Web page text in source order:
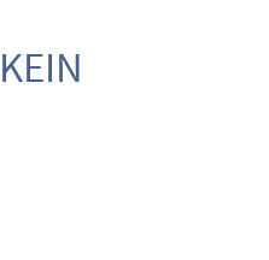
NOUVELLE FENÊTRE